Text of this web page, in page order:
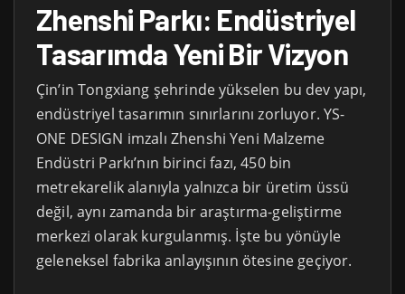
Zhenshi Parkı: Endüstriyel
Tasarımda Yeni Bir Vizyon
Çin’in Tongxiang şehrinde yükselen bu dev yapı,
endüstriyel tasarımın sınırlarını zorluyor. YS-
ONE DESIGN imzalı Zhenshi Yeni Malzeme
Endüstri Parkı’nın birinci fazı, 450 bin
metrekarelik alanıyla yalnızca bir üretim üssü
değil, aynı zamanda bir araştırma-geliştirme
merkezi olarak kurgulanmış. İşte bu yönüyle
geleneksel fabrika anlayışının ötesine geçiyor.